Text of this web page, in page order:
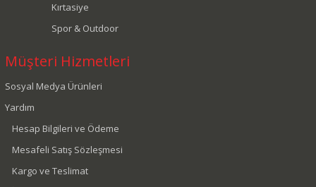
Kırtasiye
Spor & Outdoor
Müşteri Hizmetleri
Sosyal Medya Ürünleri
Yardım
Hesap Bilgileri ve Ödeme
Mesafeli Satış Sözleşmesi
Kargo ve Teslimat